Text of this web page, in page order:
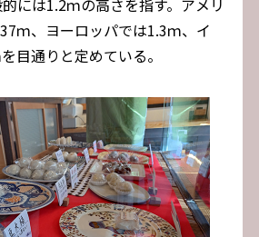
には1.2ｍの高さを指す。アメリ
ｍ、ヨーロッパでは1.3ｍ、イ
目通りと定めている。